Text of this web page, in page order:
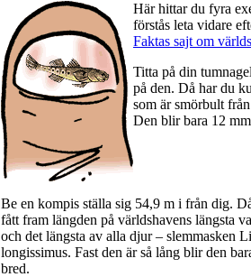
Här hittar du fyra
förstås leta vidare
Faktas sajt om
Titta på din
på den. Då har du
som är smörbult
Den blir bara 12
Be en kompis ställa sig 54,9 m i från dig.
fått fram längden på världshavens längsta
och det längsta av alla djur – slemmasken
longissimus. Fast den är så lång blir den
bred.